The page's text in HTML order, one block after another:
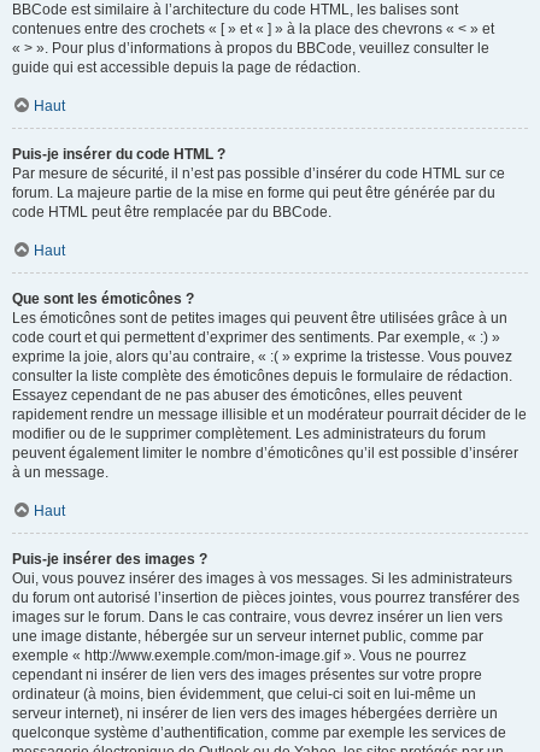
BBCode est similaire à l’architecture du code HTML, les balises sont
contenues entre des crochets « [ » et « ] » à la place des chevrons « < » et
« > ». Pour plus d’informations à propos du BBCode, veuillez consulter le
guide qui est accessible depuis la page de rédaction.
Haut
Puis-je insérer du code HTML ?
Par mesure de sécurité, il n’est pas possible d’insérer du code HTML sur ce
forum. La majeure partie de la mise en forme qui peut être générée par du
code HTML peut être remplacée par du BBCode.
Haut
Que sont les émoticônes ?
Les émoticônes sont de petites images qui peuvent être utilisées grâce à un
code court et qui permettent d’exprimer des sentiments. Par exemple, « :) »
exprime la joie, alors qu’au contraire, « :( » exprime la tristesse. Vous pouvez
consulter la liste complète des émoticônes depuis le formulaire de rédaction.
Essayez cependant de ne pas abuser des émoticônes, elles peuvent
rapidement rendre un message illisible et un modérateur pourrait décider de le
modifier ou de le supprimer complètement. Les administrateurs du forum
peuvent également limiter le nombre d’émoticônes qu’il est possible d’insérer
à un message.
Haut
Puis-je insérer des images ?
Oui, vous pouvez insérer des images à vos messages. Si les administrateurs
du forum ont autorisé l’insertion de pièces jointes, vous pourrez transférer des
images sur le forum. Dans le cas contraire, vous devrez insérer un lien vers
une image distante, hébergée sur un serveur internet public, comme par
exemple « http://www.exemple.com/mon-image.gif ». Vous ne pourrez
cependant ni insérer de lien vers des images présentes sur votre propre
ordinateur (à moins, bien évidemment, que celui-ci soit en lui-même un
serveur internet), ni insérer de lien vers des images hébergées derrière un
quelconque système d’authentification, comme par exemple les services de